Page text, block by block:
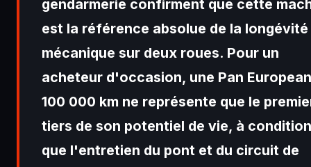
gendarmerie confirment que cette
est la référence absolue de la longévité
mécanique sur deux roues. Pour un
acheteur d'occasion, une Pan
100 000 km ne représente que le
tiers de son potentiel de vie, à condition
que l'entretien du pont et du circuit de